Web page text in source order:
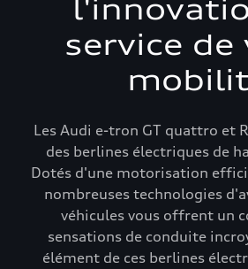
service de
Les Audi e-tron GT quattro et
des berlines électriques de
Dotés d'une motorisation
nombreuses technologies
véhicules vous offrent un
sensations de conduite
élément de ces berlines